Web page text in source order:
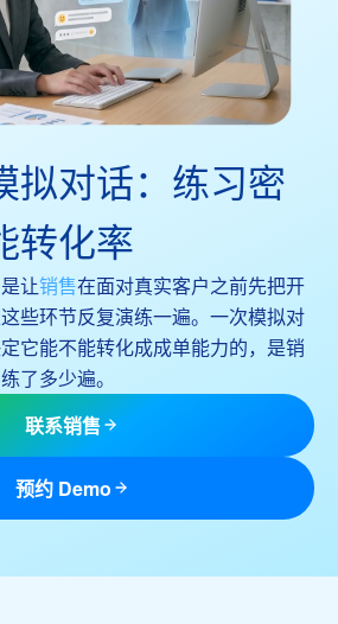
拟对话：练习密
转化率
让销售在面对真实客户之前先把开
这些环节反复演练一遍。一次模拟对
它能不能转化成成单能力的，是销
了多少遍。
联系销售
预约 Demo